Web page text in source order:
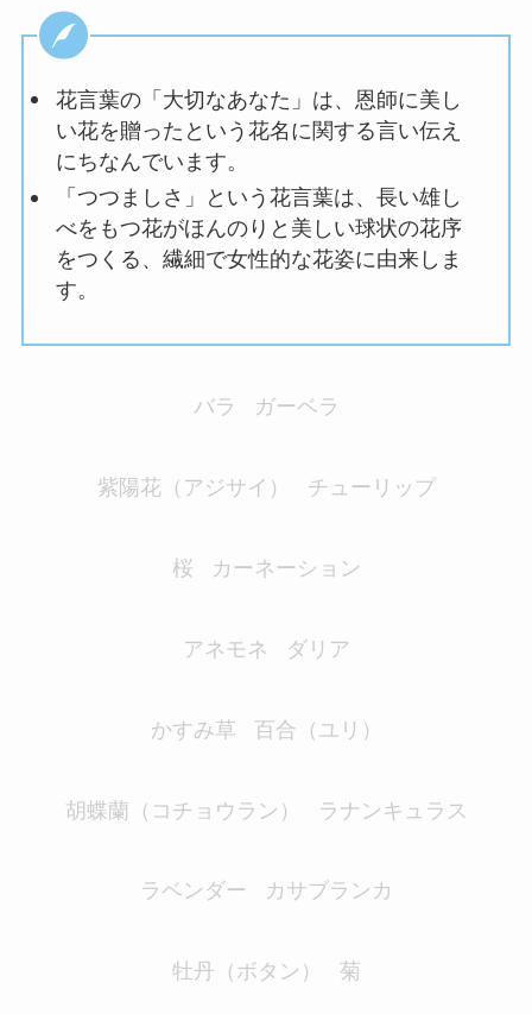
花言葉の「 大切なあなた」は、恩師に美し
い花を贈ったという花名に関する言い伝え
にちなんでいます。
「つつましさ」という花言葉は、 長い雄し
べをもつ花がほんのりと美しい球状の花序
をつくる、繊細で女性的な花姿に由来しま
す。
バラ ガーベラ
紫陽花（アジサイ） チューリップ
桜 カーネーション
アネモネ ダリア
かすみ草 百合（ユリ）
胡蝶蘭（コチョウラン） ラナンキュラス
ラベンダー カサブランカ
牡丹（ボタン） 菊